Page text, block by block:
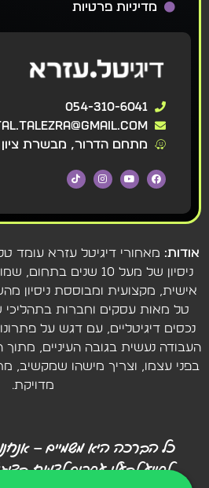
מדיניות פרטיות
054-310-6041
מתחם הדרור, מבשרת ציון
אודות: מאחורי דיגיטל עזרא עומד
ניסיון של מעל 10 שנים
אישית, מקצועית ומבוססת ניסיון
טל מאות עסקים וחברות בתהליכי
נכסים דיגיטליים, עם דגש על
העבודה נעשית בגובה העיניים,
בפני עצמו, וצריך מישהו שמקשיב,
מדויקת.
כל הברכה היא משמיים –
לסייע לבעלי עסקים לצמוח